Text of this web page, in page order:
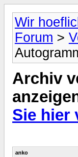
Wir
Forum >
Archiv
Sie hier
anko